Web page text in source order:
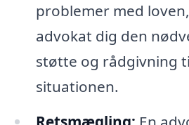
problemer med
advokat dig den
støtte og rådgivning
situationen.